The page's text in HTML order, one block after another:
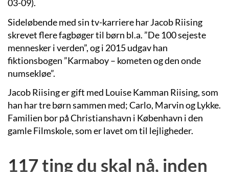
03-09).
Sideløbende med sin tv-karriere har Jacob Riising
skrevet flere fagbøger til børn bl.a. ”De 100 sejeste
mennesker i verden”, og i 2015 udgav han
fiktionsbogen ”Karmaboy – kometen og den onde
numsekløe”.
Jacob Riising er gift med Louise Kamman Riising, som
han har tre børn sammen med; Carlo, Marvin og Lykke.
Familien bor på Christianshavn i København i den
gamle Filmskole, som er lavet om til lejligheder.
117 ting du skal nå, inden